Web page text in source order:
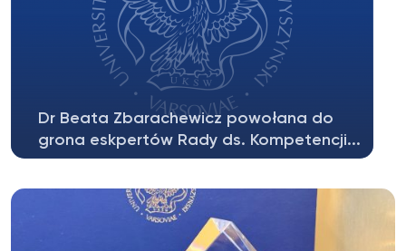
Dr Beata Zbarachewicz powołana do
grona eskpertów Rady ds. Kompetencji...
informujemy, że na mocy Uchwały Prezydium...